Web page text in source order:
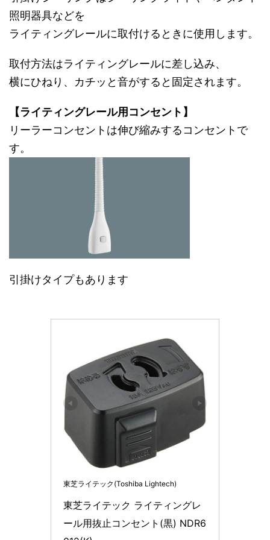
照明器具などを
ライティングレールに取付けるときに使用します。
取付方法はライティングレールに差し込み、
横にひねり、カチッと音がすると固定されます。
【ライティングレール用コンセント】
リーラーコンセントは伸び縮みするコンセントで
す。
引掛けタイプもあります
東芝ライテック(Toshiba Lightech)
東芝ライテック ライティングレ
ール用抜止コンセント(黒) NDR6